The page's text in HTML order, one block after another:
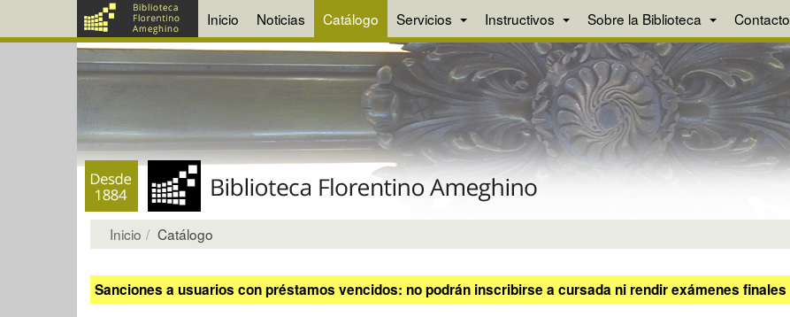
Inicio Noticias Catálogo Servicios Instructivos Sobre la Biblioteca Contacto
Inicio Catálogo
Sanciones a usuarios con préstamos vencidos: no podrán inscribirse a cursada ni rendir exámenes finales